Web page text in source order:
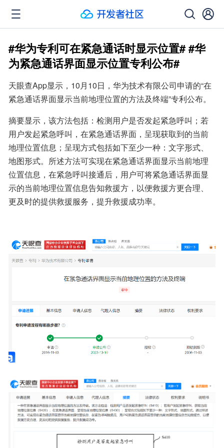
#华为专利可在紧急通话时显示位置# #华
为紧急通话界面显示位置专利公布#
天眼查App显示，10月10日，华为技术有限公司申请的“在
紧急通话界面显示当前地理位置的方法及终端”专利公布。
摘要显示，该方法包括：检测用户是否发起紧急呼叫；若
用户发起紧急呼叫，在紧急通话界面，呈现获取到的当前
地理位置信息；呈现方式包括如下至少一种：文字形式、
地图形式。所述方法可实现在紧急通话界面显示当前地理
位置信息，在紧急呼叫接通后，用户可将紧急通话界面显
示的当前地理位置信息告知救援方，以便救援方更合理、
更及时的提供救援服务，提升救援成功率。